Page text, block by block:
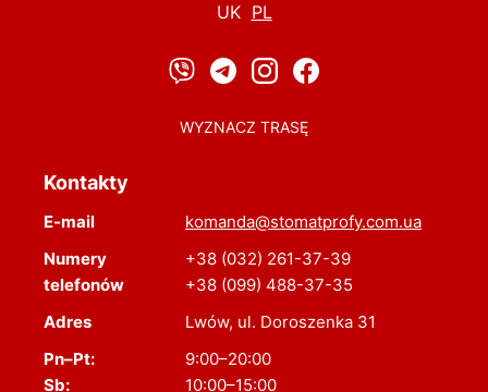
UK PL
WYZNACZ TRASĘ
Kontakty
E-mail
komanda@stomatprofy.com.ua
Numery
telefonów
+38 (032) 261-37-39
+38 (099) 488-37-35
Adres
Lwów, ul. Doroszenka 31
Pn–Pt:
Sb:
9:00–20:00
10:00–15:00